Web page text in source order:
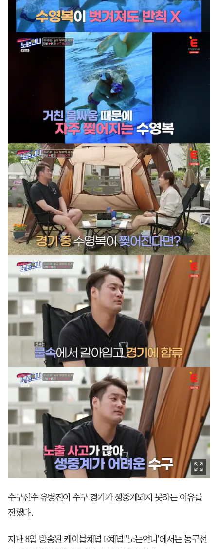
수구선수 유병진이 수구 경기가 생중계되지 못하는 이유를
전했다.
지난 8일 방송된 케이블채널 E채널 '노는언니'에서는 농구선